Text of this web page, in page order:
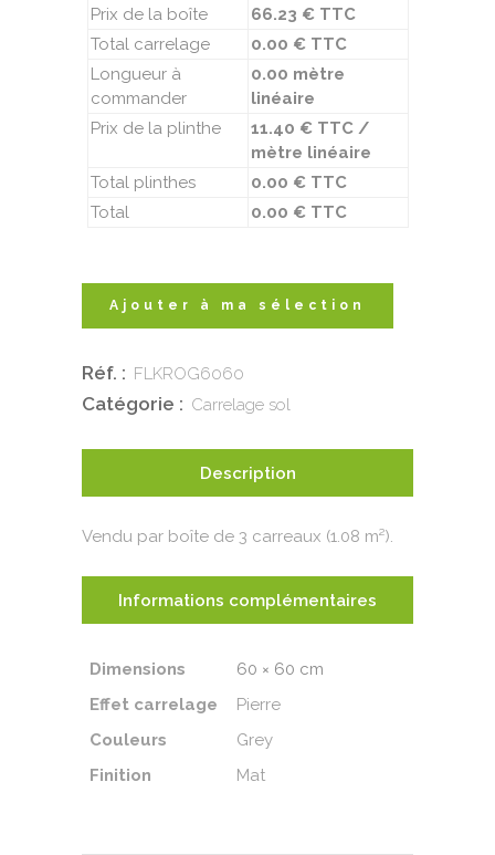
Prix de la boîte
66.23 € TTC
Total carrelage
0.00 € TTC
Longueur à
commander
0.00 mètre
linéaire
Prix de la plinthe
11.40 € TTC /
mètre linéaire
Total plinthes
0.00 € TTC
Total
0.00 € TTC
Ajouter à ma sélection
Réf. : FLKROG6060
Catégorie : Carrelage sol
Description
Vendu par boîte de 3 carreaux (1.08 m²).
Informations complémentaires
Dimensions
60 × 60 cm
Effet carrelage
Pierre
Couleurs
Grey
Finition
Mat